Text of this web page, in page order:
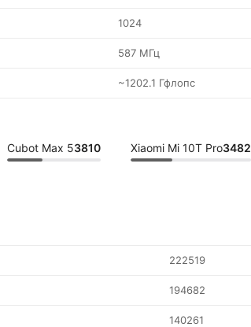
1024
587 МГц
~1202.1 Гфлопс
Cubot Max 53810 Xiaomi Mi 10T Pro3482
222519
194682
140261